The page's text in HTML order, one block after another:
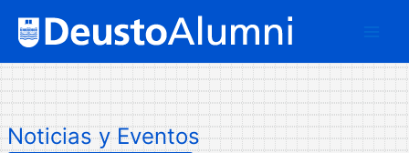
u
s
c
a
r
Noticias y Eventos